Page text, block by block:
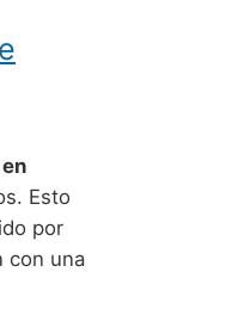
Esto
por
con una